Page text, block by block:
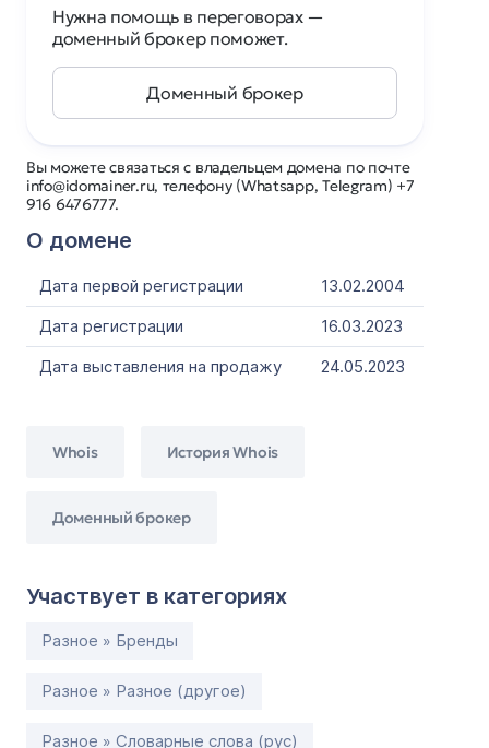
Вы можете связаться с владельцем домена по почте
info@idomainer.ru, телефону (Whatsapp, Telegram) +7
916 6476777.
О домене
Дата первой регистрации
13.02.2004
Дата регистрации
16.03.2023
Дата выставления на продажу
24.05.2023
Whois История Whois
Доменный брокер
Участвует в категориях
Разное » Бренды
Разное » Разное (другое)
Разное » Словарные слова (рус)
Нужна помощь в переговорах —
доменный брокер поможет.
Доменный брокер